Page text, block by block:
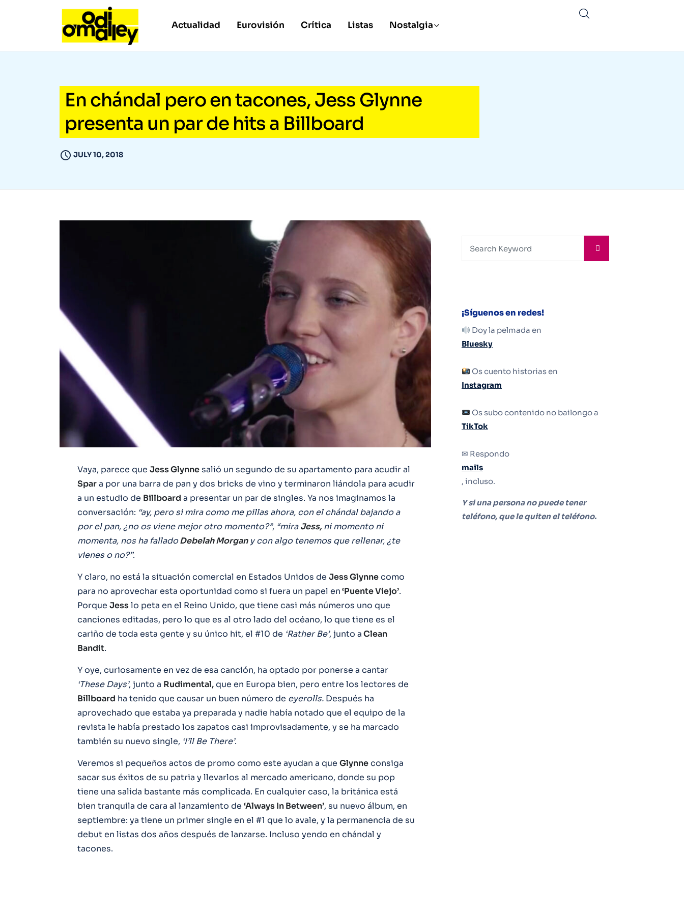
Actualidad Eurovisión Crítica Listas Nostalgia
En chándal pero en tacones, Jess Glynne
presenta un par de hits a Billboard
JULY 10, 2018
Vaya, parece que Jess Glynnesalió un segundo de su apartamento para acudir al
Spara por una barra de pan y dos bricks de vino y terminaron liándola para acudir
a un estudio de Billboard a presentar un par de singles. Ya nos imaginamos la
conversación: “ay, pero si mira como me pillas ahora, con el chándal bajando a
por el pan, ¿no os viene mejor otro momento?”, “miraJess, ni momento ni
momenta, nos ha falladoDebelah Morgany con algo tenemos que rellenar, ¿te
vienes o no?”.
Y claro, no está la situación comercial en Estados Unidos de Jess Glynnecomo
para no aprovechar esta oportunidad como si fuera un papel en‘Puente Viejo’.
Porque Jesslo peta en el Reino Unido, que tiene casi más números uno que
canciones editadas, pero lo que es al otro lado del océano, lo que tiene es el
cariño de toda esta gente y su único hit, el #10 de ‘Rather Be’, junto aClean
Bandit.
Y oye, curiosamente en vez de esa canción, ha optado por ponerse a cantar
‘These Days’, junto a Rudimental,que en Europa bien, pero entre los lectores de
Billboard ha tenido que causar un buen número de eyerolls. Después ha
aprovechado que estaba ya preparada y nadie había notado que el equipo de la
revista le había prestado los zapatos casi improvisadamente, y se ha marcado
también su nuevo single, ‘I’ll Be There’.
Veremos si pequeños actos de promo como este ayudan a que Glynneconsiga
sacar sus éxitos de su patria y llevarlos al mercado americano, donde su pop
tiene una salida bastante más complicada. En cualquier caso, la británica está
bien tranquila de cara al lanzamiento de ‘Always In Between’, su nuevo álbum, en
septiembre: ya tiene un primer single en el #1 que lo avale, y la permanencia de su
debut en listas dos años después de lanzarse. Incluso yendo en chándal y
tacones.
¡Síguenos en redes!
Doy la pelmada en
Bluesky
Os cuento historias en
Instagram
Os subo contenido no bailongo a
TikTok
✉ Respondo
mails
, incluso.
Y si una persona no puede tener
teléfono, que le quiten el teléfono.